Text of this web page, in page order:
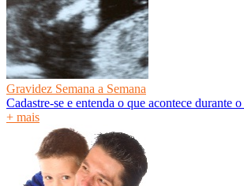
Gravidez Semana a Semana
Cadastre-se e entenda o que acontece durante
+ mais